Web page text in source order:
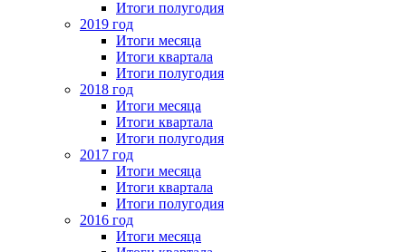
Итоги полугодия
2019 год
Итоги месяца
Итоги квартала
Итоги полугодия
2018 год
Итоги месяца
Итоги квартала
Итоги полугодия
2017 год
Итоги месяца
Итоги квартала
Итоги полугодия
2016 год
Итоги месяца